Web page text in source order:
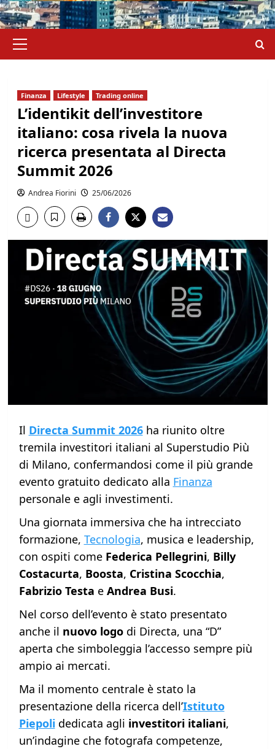
principale
Finanza Lifestyle Trading online
L’identikit dell’investitore
italiano: cosa rivela la nuova
ricerca presentata al Directa
Summit 2026
Andrea Fiorini 25/06/2026
Il Directa Summit 2026ha riunito oltre
tremila investitori italiani al Superstudio Più
di Milano, confermandosi come il più grande
evento gratuito dedicato alla Finanza
personale e agli investimenti.
Una giornata immersiva che ha intrecciato
formazione, Tecnologia, musica e leadership,
con ospiti come Federica Pellegrini, Billy
Costacurta, Boosta, Cristina Scocchia,
Fabrizio Testa e Andrea Busi.
Nel corso dell’evento è stato presentato
anche il nuovo logodi Directa, una “D”
aperta che simboleggia l’accesso sempre più
ampio ai mercati.
Ma il momento centrale è stato la
presentazione della ricerca dell’Istituto
Piepolidedicata agli investitori italiani,
un’indagine che fotografa competenze,